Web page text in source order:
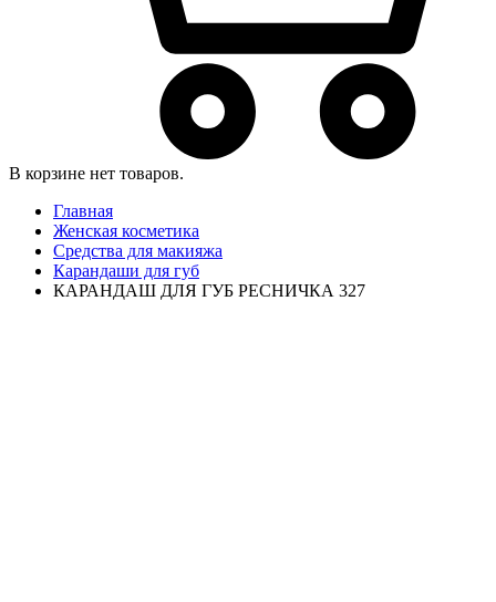
В корзине нет товаров.
Главная
Женская косметика
Средства для макияжа
Карандаши для губ
КАРАНДАШ ДЛЯ ГУБ РЕСНИЧКА 327